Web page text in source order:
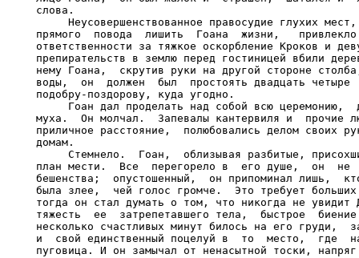
слова.
Неусовершенствованное правосудие глухих
прямого  повода  лишить  Гоана  жизни,
ответственности за тяжкое оскорбление Кроков и
препирательств в землю перед гостиницей вбили
нему Гоана,  скрутив руки на другой стороне
воды,  он  должен  был  простоять двадцать
подобру-поздорову, куда угодно.
Гоан дал проделать над собой всю церемонию,
муха.  Он молчал.  Запевалы кантервиля и  прочие
приличное расстояние,  полюбовались делом своих
домам.
Стемнело.  Гоан,  облизывая разбитые,
план мести.  Все  перегорело в  его душе,  он  не
бешенства;  опустошенный,  он припоминал лишь,
была злее,  чей голос громче.  Это требует
тогда он стал думать о том, что никогда не увидит
тяжесть  ее  затрепетавшего тела,  быстрое
несколько счастливых минут билось на его груди,
и  свой единственный поцелуй в  то  место,  где
пуговица. И он замычал от ненасытной тоски,